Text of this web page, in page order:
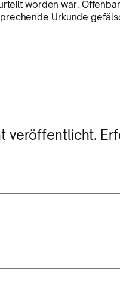
worden war.
Urkunde
veröffentlicht.